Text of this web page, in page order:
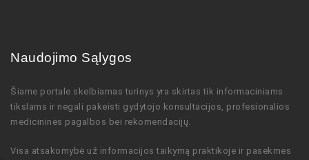
Naudojimo Sąlygos
Šiame portale skelbiamas turinys yra skirtas tik informaciniams
tikslams ir negali pakeisti gydytojo konsultacijos, profesionalios
medicininės pagalbos bei rekomendacijų.
Visa atsakomybė už informacijos taikymą praktikoje ir pasekmes